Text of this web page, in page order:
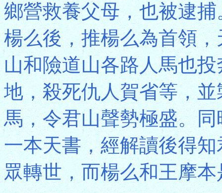
鄉營救養父母，也被逮
楊么後，推楊么為首領
山和險道山各路人馬也
地，殺死仇人賀省等，
馬，令君山聲勢極盛。
一本天書，經解讀後得
眾轉世，而楊么和王摩